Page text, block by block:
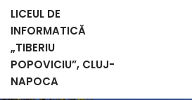
LICEUL DE
INFORMATICĂ
„TIBERIU
POPOVICIU”, CLUJ-
NAPOCA